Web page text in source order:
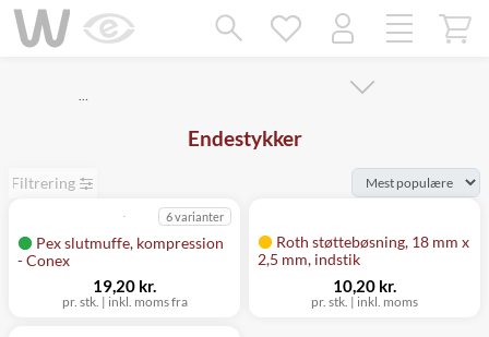
…
Endestykker
Filtrering
Pex slutmuffe, kompression
- Conex
6 varianter
pr. stk. | inkl. moms fra
19,20 kr.
Roth støttebøsning, 18 mm x
2,5 mm, indstik
pr. stk. | inkl. moms
10,20 kr.
Mangler chatten?
Ret samtykke!